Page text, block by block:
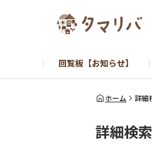
回覧板【お知らせ】
ホーム 詳細
詳細検索